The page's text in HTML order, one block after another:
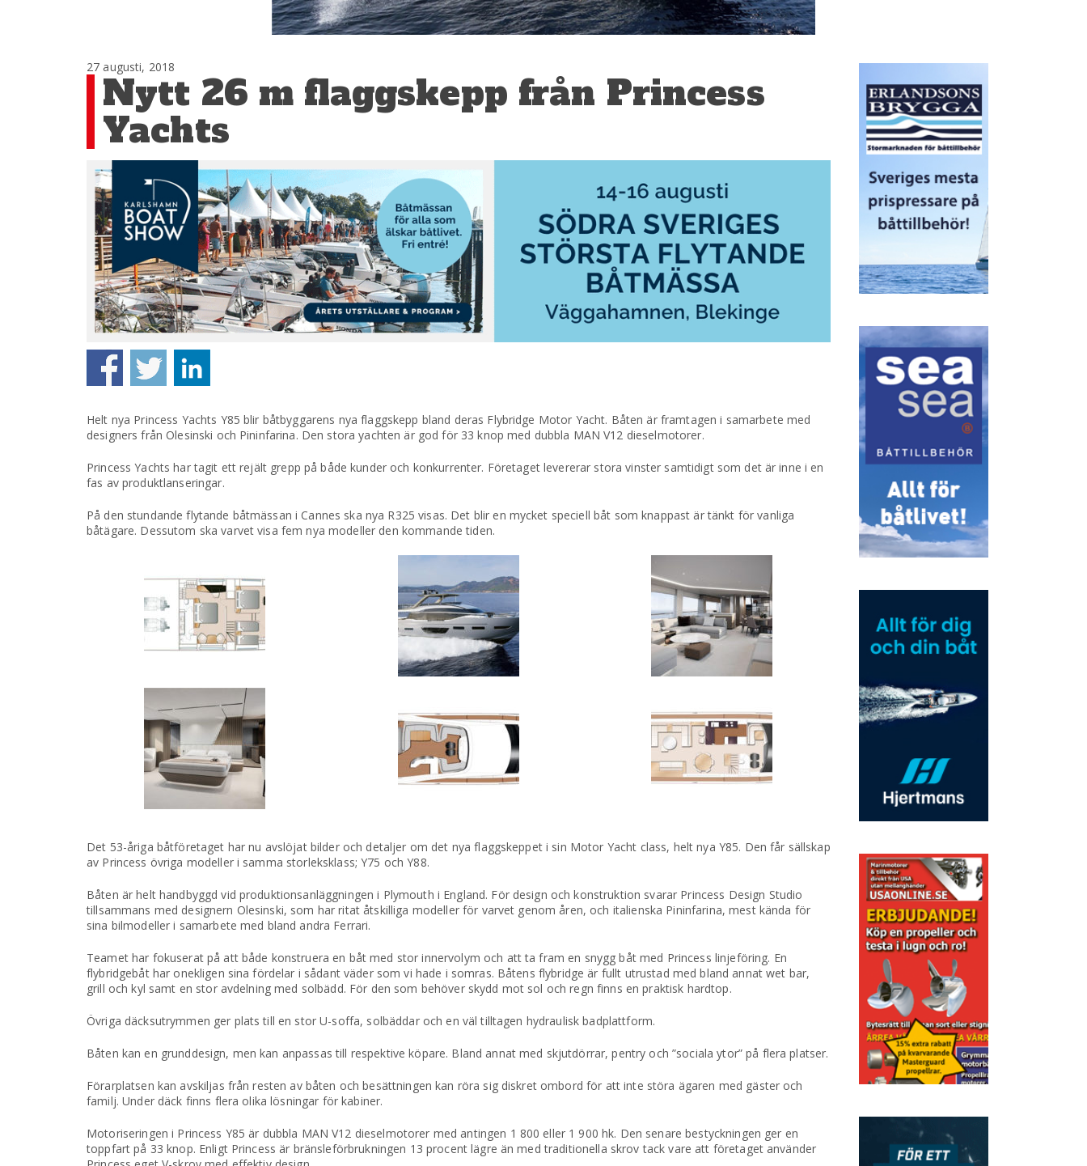
27 augusti, 2018
Nytt 26 m flaggskepp från Princess
Yachts
Helt nya Princess Yachts Y85 blir båtbyggarens nya flaggskepp bland deras Flybridge Motor Yacht. Båten är framtagen i samarbete med
designers från Olesinski och Pininfarina. Den stora yachten är god för 33 knop med dubbla MAN V12 dieselmotorer.
Princess Yachts har tagit ett rejält grepp på både kunder och konkurrenter. Företaget levererar stora vinster samtidigt som det är inne i en
fas av produktlanseringar.
På den stundande flytande båtmässan i Cannes ska nya R325 visas. Det blir en mycket speciell båt som knappast är tänkt för vanliga
båtägare. Dessutom ska varvet visa fem nya modeller den kommande tiden.
Det 53-åriga båtföretaget har nu avslöjat bilder och detaljer om det nya flaggskeppet i sin Motor Yacht class, helt nya Y85. Den får sällskap
av Princess övriga modeller i samma storleksklass; Y75 och Y88.
Båten är helt handbyggd vid produktionsanläggningen i Plymouth i England. För design och konstruktion svarar Princess Design Studio
tillsammans med designern Olesinski, som har ritat åtskilliga modeller för varvet genom åren, och italienska Pininfarina, mest kända för
sina bilmodeller i samarbete med bland andra Ferrari.
Teamet har fokuserat på att både konstruera en båt med stor innervolym och att ta fram en snygg båt med Princess linjeföring. En
flybridgebåt har onekligen sina fördelar i sådant väder som vi hade i somras. Båtens flybridge är fullt utrustad med bland annat wet bar,
grill och kyl samt en stor avdelning med solbädd. För den som behöver skydd mot sol och regn finns en praktisk hardtop.
Övriga däcksutrymmen ger plats till en stor U-soffa, solbäddar och en väl tilltagen hydraulisk badplattform.
Båten kan en grunddesign, men kan anpassas till respektive köpare. Bland annat med skjutdörrar, pentry och ”sociala ytor” på flera platser.
Förarplatsen kan avskiljas från resten av båten och besättningen kan röra sig diskret ombord för att inte störa ägaren med gäster och
familj. Under däck finns flera olika lösningar för kabiner.
Motoriseringen i Princess Y85 är dubbla MAN V12 dieselmotorer med antingen 1 800 eller 1 900 hk. Den senare bestyckningen ger en
toppfart på 33 knop. Enligt Princess är bränsleförbrukningen 13 procent lägre än med traditionella skrov tack vare att företaget använder